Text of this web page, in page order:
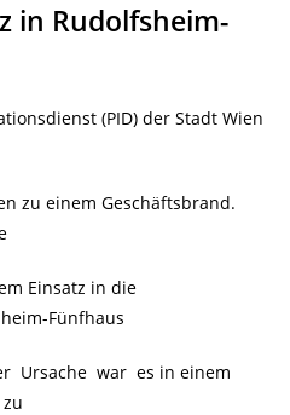
in Rudolfsheim-
(PID) der Stadt Wien
zu einem Geschäftsbrand.
Einsatz in die
Fünfhaus
Ursache war es in einem